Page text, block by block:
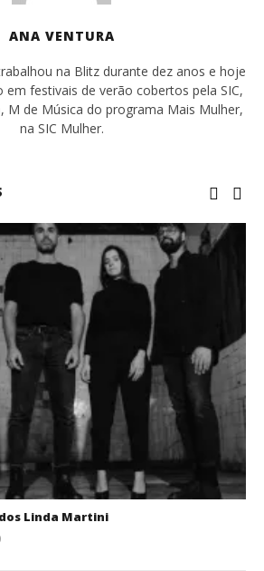
ANA VENTURA
na Blitz durante dez anos e hoje
festivais de verão cobertos pela SIC,
M de Música do programa Mais Mulher,
na SIC Mulher.
Linda Martini